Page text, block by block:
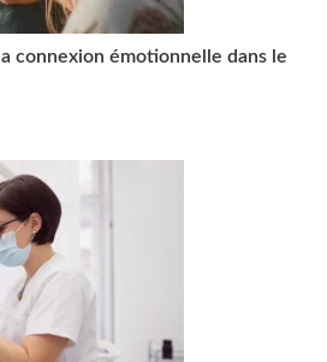
connexion émotionnelle dans le